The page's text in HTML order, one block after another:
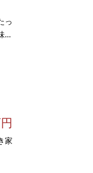
っ
わ
家